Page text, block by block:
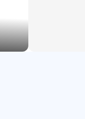
派之間的美好關